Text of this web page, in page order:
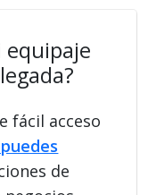
equipaje
fácil acceso
de